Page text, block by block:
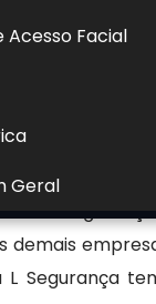
Facial
Geral
de
de
Segurança